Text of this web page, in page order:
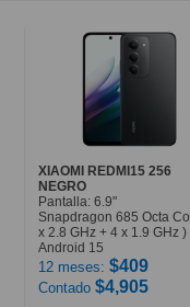
XIAOMI REDMI15 256
NEGRO
Pantalla: 6.9"
Snapdragon 685 Octa
x 2.8 GHz + 4 x 1.9 GHz )
Android 15
12 meses: $409
Contado $4,905